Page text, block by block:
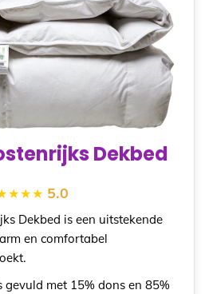
Dekbed
5.0
Dekbed is een uitstekende
en comfortabel
met 15% dons en 85%